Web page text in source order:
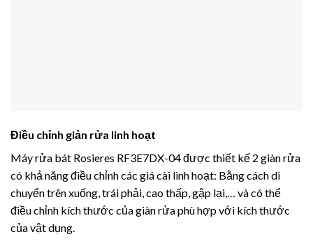
Điều chỉnh giản rửa linh hoạt
Máy rửa bát Rosieres RF3E7DX-04 được thiết kế 2 giàn rửa
có khả năng điều chỉnh các giá cài linh hoạt: Bằng cách di
chuyển trên xuống, trái phải, cao thấp, gập lại,… và có thể
điều chỉnh kích thước của giàn rửa phù hợp với kích thước
của vật dụng.